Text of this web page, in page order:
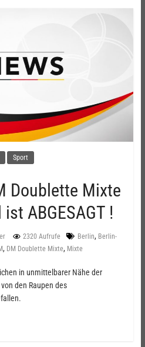
Sport
Doublette Mixte
ABGESAGT !
2320 Aufrufe Berlin, Berlin-
, DM Doublette Mixte, Mixte
in unmittelbarer Nähe der
den Raupen des